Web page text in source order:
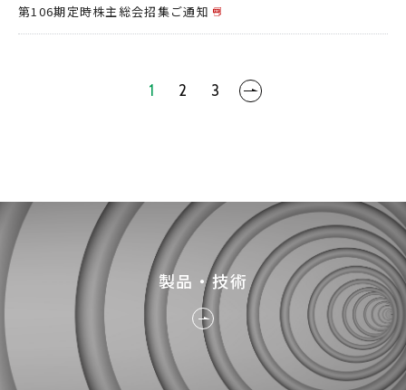
第106期定時株主総会招集ご通知
1 2 3
製品・技術